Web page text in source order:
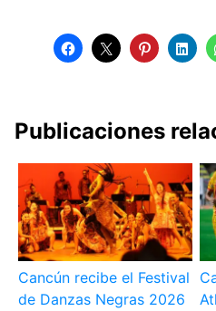
Publicaciones
Cancún recibe el Festival
de Danzas Negras 2026